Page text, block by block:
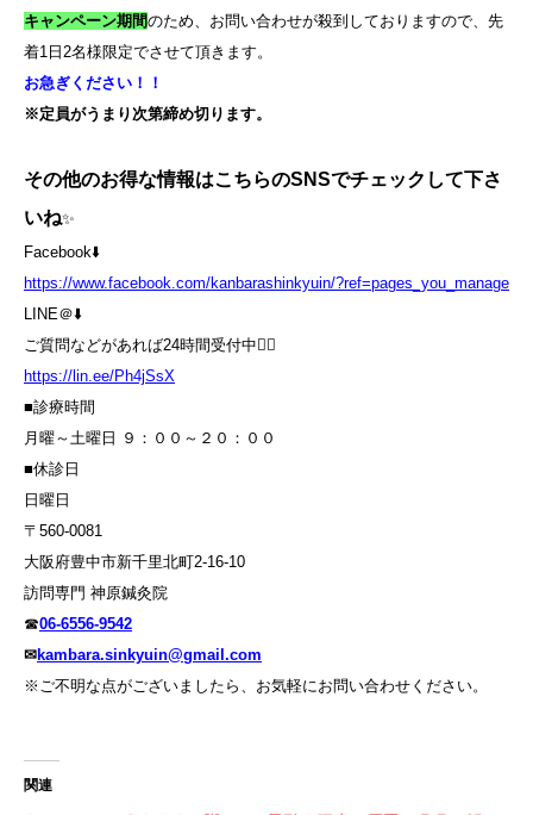
キャンペーン期間のため、お問い合わせが殺到しておりますので、先
着1 日 2名様限定でさせて頂きます。
お急ぎください！！
※定員がうまり次第締め切ります。
その他のお得な情報はこちらのSNSでチェックして下さ
いね✨
Facebook⬇️
https://www.facebook.com/kanbarashinkyuin/?ref=pages_you_manage
LINE＠⬇️
ご質問などがあれば24時間受付中💁‍♀️
https://lin.ee/Ph4jSsX
■診療時間
月曜～土曜日 ９：００～２０：００
■休診日
日曜日
〒560-0081
大阪府豊中市新千里北町2-16-10
訪問専門 神原鍼灸院
☎06-6556-9542
✉kambara.sinkyuin@gmail.com
※ご不明な点がございましたら、お気軽にお問い合わせください。
関連